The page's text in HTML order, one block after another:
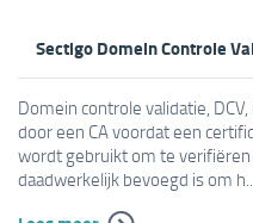
Sectigo Domein Controle
Domein controle validatie,
door een CA voordat een
wordt gebruikt om te verifiëren
daadwerkelijk bevoegd is om